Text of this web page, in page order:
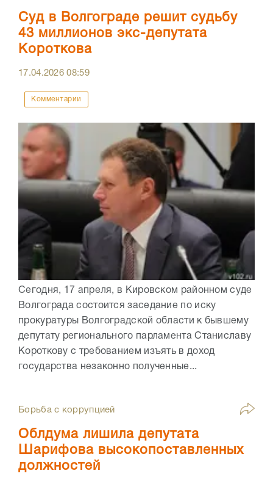
Суд в Волгограде решит судьбу
43 миллионов экс-депутата
Короткова
17.04.202608:59
Комментарии
Сегодня, 17 апреля, в Кировском районном суде
Волгограда состоится заседание по иску
прокуратуры Волгоградской области к бывшему
депутату регионального парламента Станиславу
Короткову с требованием изъять в доход
государства незаконно полученные...
Борьба с коррупцией
Облдума лишила депутата
Шарифова высокопоставленных
должностей